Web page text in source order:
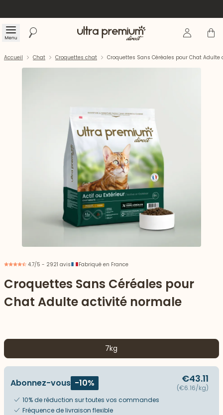
Menu Rechercher Accueil Se Panier
vers le bas
Accueil Chat Croquettes chat Croquettes Sans Céréales pour Chat
4.7/5 - 2921 avis Fabriqué en France
Croquettes Sans Céréales pour
Chat Adulte activité normale
7kg
Abonnez-vous -10% €43.11
(€6.16/kg)
10% de réduction sur toutes vos commandes
Fréquence de livraison flexible